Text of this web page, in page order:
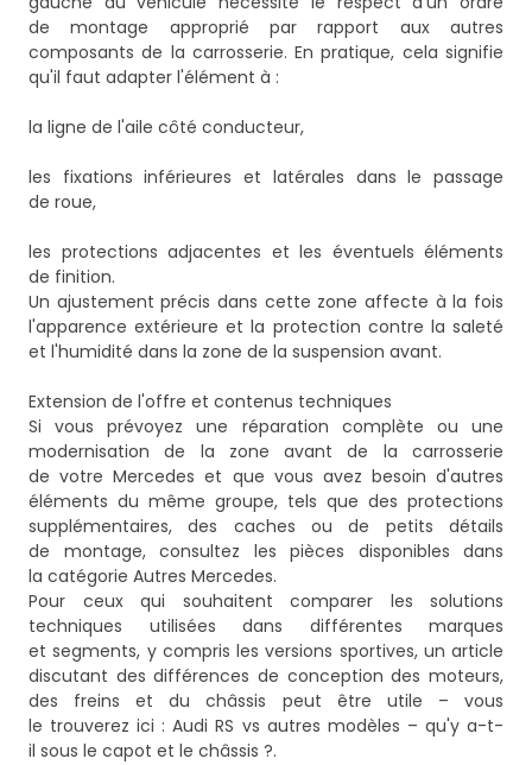
de montage approprié par rapport aux autres
composants de la carrosserie. En pratique, cela signifie
qu'il faut adapter l'élément à :
la ligne de l'aile côté conducteur,
les fixations inférieures et latérales dans le passage
de roue,
les protections adjacentes et les éventuels éléments
de finition.
Un ajustement précis dans cette zone affecte à la fois
l'apparence extérieure et la protection contre la saleté
et l'humidité dans la zone de la suspension avant.
Extension de l'offre et contenus techniques
Si vous prévoyez une réparation complète ou une
modernisation de la zone avant de la carrosserie
de votre Mercedes et que vous avez besoin d'autres
éléments du même groupe, tels que des protections
supplémentaires, des caches ou de petits détails
de montage, consultez les pièces disponibles dans
la catégorie Autres Mercedes.
Pour ceux qui souhaitent comparer les solutions
techniques utilisées dans différentes marques
et segments, y compris les versions sportives, un article
discutant des différences de conception des moteurs,
des freins et du châssis peut être utile – vous
le trouverez ici :Audi RS vs autres modèles – qu'y a-t-
il sous le capot et le châssis ?.